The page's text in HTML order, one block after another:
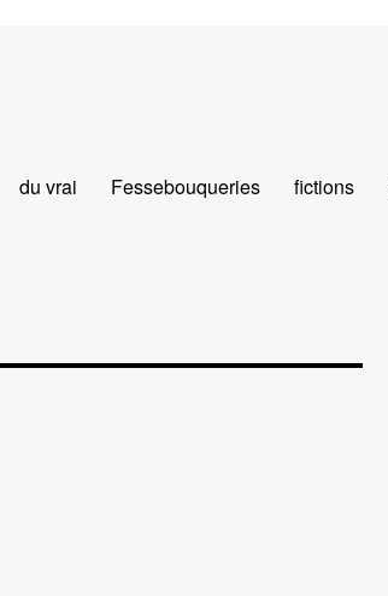
du vrai Fessebouqueries fictions